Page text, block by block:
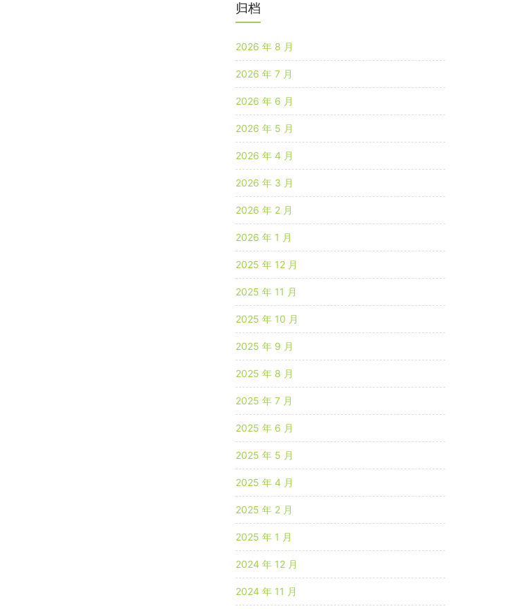
归档
2026 年 8 月
2026 年 7 月
2026 年 6 月
2026 年 5 月
2026 年 4 月
2026 年 3 月
2026 年 2 月
2026 年 1 月
2025 年 12 月
2025 年 11 月
2025 年 10 月
2025 年 9 月
2025 年 8 月
2025 年 7 月
2025 年 6 月
2025 年 5 月
2025 年 4 月
2025 年 2 月
2025 年 1 月
2024 年 12 月
2024 年 11 月